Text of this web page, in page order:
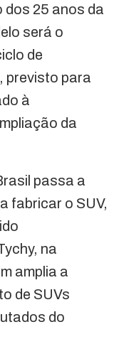
dos 25 anos da
será o
de
previsto para
à
da
passa a
fabricar o SUV,
na
amplia a
de SUVs
do